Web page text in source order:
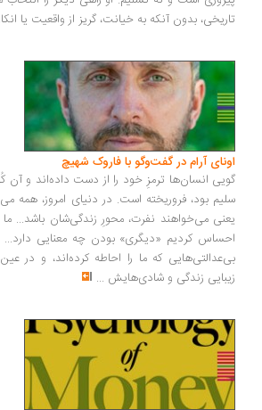
بدون آنکه به خیانت، گریز از واقعیت یا انکار
آرام در گفت‌وگو با فاروک شهیچ‭
انسان‌ها ترمزِ خود را از دست داده‌اند و آن کُدِ
بود، فروریخته است. در دنیای امروز، همه
می‌خواهند نفرت، محورِ زندگی‌شان باشد... ما با
کردیم «دیگری» بودن چه معنایی دارد...
که ما را احاطه کرده‌اند، و در عین
زندگی و شادی‌هایش...